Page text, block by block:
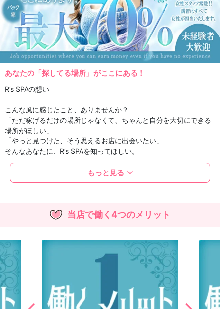
あなたの「探してる場所」がここにある！
R’s SPAの想い
こんな風に感じたこと、ありませんか？
「ただ稼げるだけの場所じゃなくて、ちゃんと自分を大切にできる
場所がほしい」
「やっと見つけた、そう思えるお店に出会いたい」
そんなあなたに、R’s SPAを知ってほしい。
「無理に笑わなくていい場所」でありたい。
お金も、時間も、心も、
もっと見る
当店で働く4つのメリット